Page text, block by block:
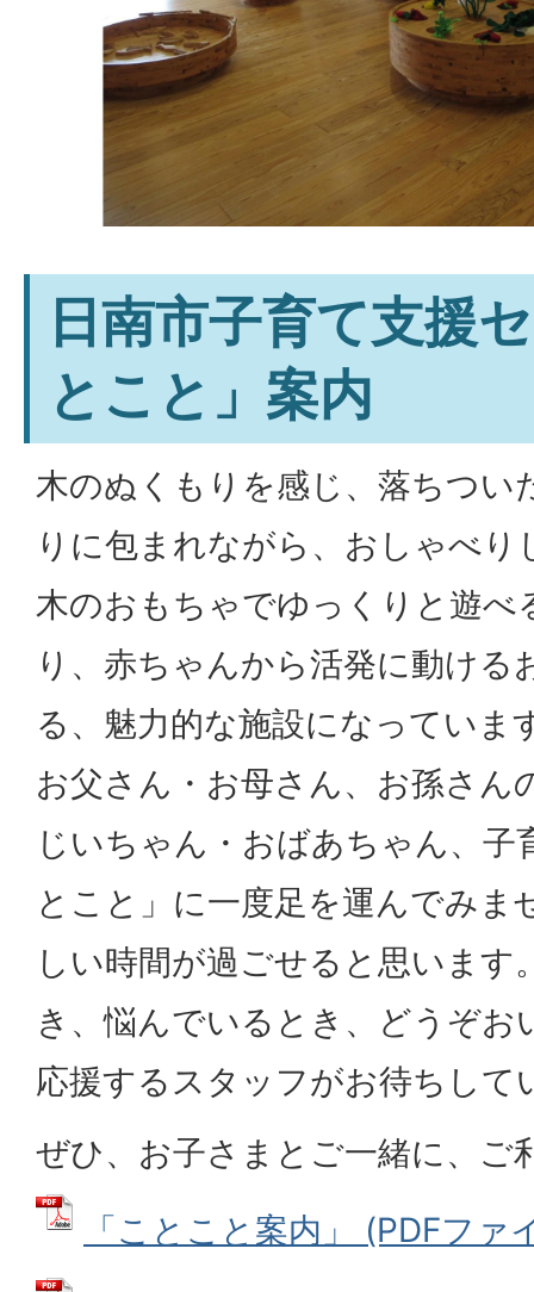
日南市子育て支援
とこと」案内
木のぬくもりを感じ、落ちつい
りに包まれながら、おしゃべ
木のおもちゃでゆっくりと遊べ
り、赤ちゃんから活発に動ける
る、魅力的な施設になっていま
お父さん・お母さん、お孫さん
じいちゃん・おばあちゃん、子
とこと」に一度足を運んでみま
しい時間が過ごせると思います
き、悩んでいるとき、どうぞお
応援するスタッフがお待ちして
ぜひ、お子さまとご一緒に、ご
「ことこと案内」 (PDFフ